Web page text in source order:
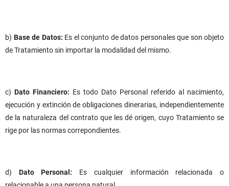
b) Base de Datos: Es el conjunto de datos personales que son objeto
de Tratamiento sin importar la modalidad del mismo.
c) Dato Financiero: Es todo Dato Personal referido al nacimiento,
ejecución y extinción de obligaciones dinerarias, independientemente
de la naturaleza del contrato que les dé origen, cuyo Tratamiento se
rige por las normas correpondientes.
d) Dato Personal: Es cualquier información relacionada o